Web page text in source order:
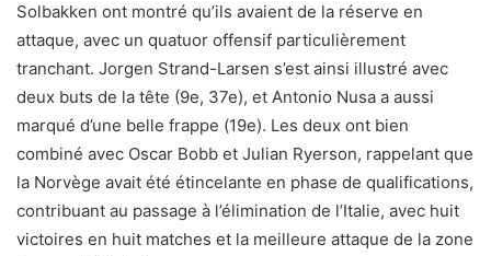
Solbakken ont montré qu’ils avaient de la réserve en
attaque, avec un quatuor offensif particulièrement
tranchant. Jorgen Strand-Larsen s’est ainsi illustré avec
deux buts de la tête (9e, 37e), et Antonio Nusa a aussi
marqué d’une belle frappe (19e). Les deux ont bien
combiné avec Oscar Bobb et Julian Ryerson, rappelant que
la Norvège avait été étincelante en phase de qualifications,
contribuant au passage à l’élimination de l’Italie, avec huit
victoires en huit matches et la meilleure attaque de la zone